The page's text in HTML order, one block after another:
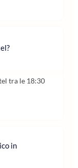
tra le 18:30
in